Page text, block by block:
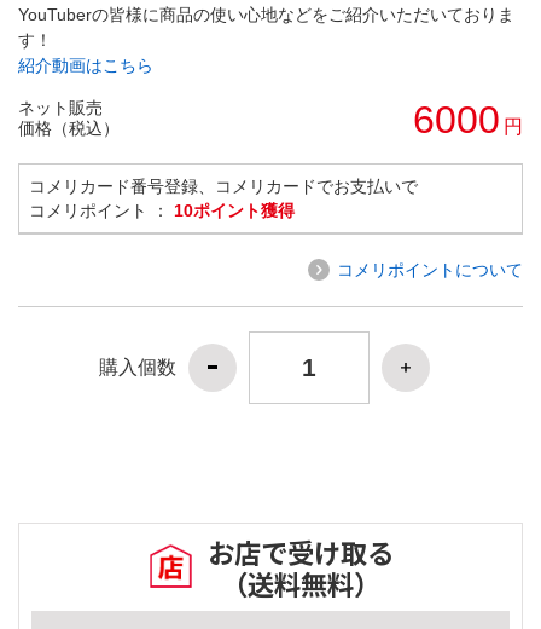
YouTuberの皆様に商品の使い心地などをご紹介いただいておりま
す！
紹介動画はこちら
ネット販売
価格（税込）
6000 円
コメリカード番号登録、コメリカードでお支払いで
コメリポイント ： 10ポイント獲得
コメリポイントについて
購入個数
お店で受け取る
（送料無料）